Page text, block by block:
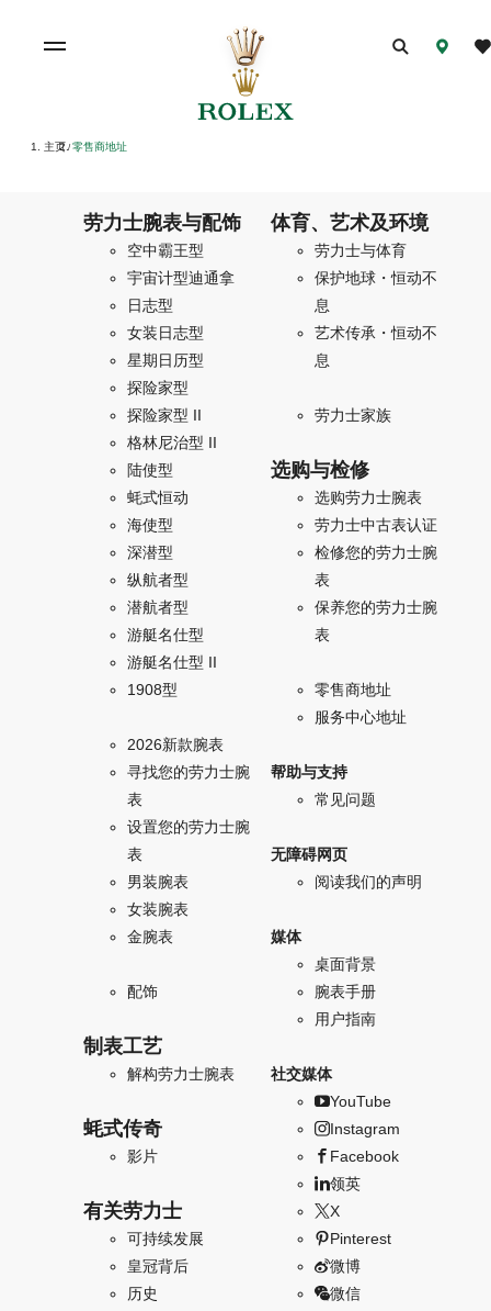
主页/ 零售商地址
劳力士腕表与配饰
空中霸王型
宇宙计型迪通拿
日志型
女装日志型
星期日历型
探险家型
探险家型 II
格林尼治型 II
陆使型
蚝式恒动
海使型
深潜型
纵航者型
潜航者型
游艇名仕型
游艇名仕型 II
1908型
2026新款腕表
寻找您的劳力士腕
表
设置您的劳力士腕
表
男装腕表
女装腕表
金腕表
配饰
制表工艺
解构劳力士腕表
蚝式传奇
影片
有关劳力士
可持续发展
皇冠背后
历史
体育、艺术及环境
劳力士与体育
保护地球・恒动不
息
艺术传承・恒动不
息
劳力士家族
选购与检修
选购劳力士腕表
劳力士中古表认证
检修您的劳力士腕
表
保养您的劳力士腕
表
零售商地址
服务中心地址
帮助与支持
常见问题
无障碍网页
阅读我们的声明
媒体
桌面背景
腕表手册
用户指南
社交媒体
YouTube
Instagram
Facebook
领英
X
Pinterest
微博
微信